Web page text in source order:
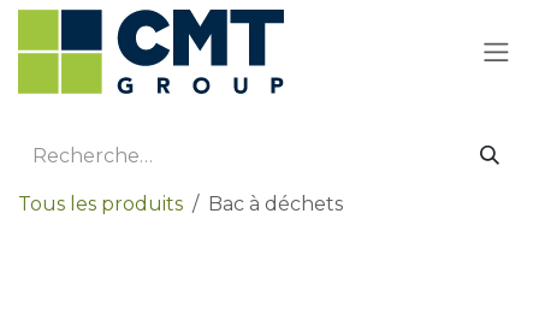
Se rendre au contenu
Tous les produits Bac à déchets